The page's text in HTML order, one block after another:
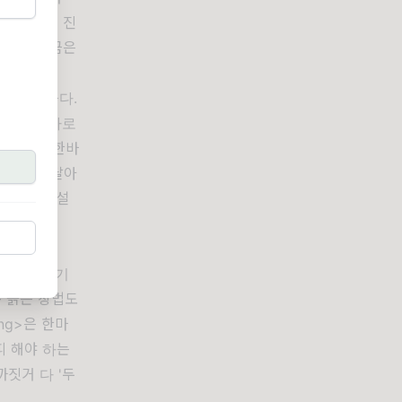
인으로 진
고 가끔은
고 믿는다.
탕 수다로
땀을 한바
도 덩달아
한다면 설
다.
직이며 기
는 창법도
은 한마
해야 하는
짓거 다 '두